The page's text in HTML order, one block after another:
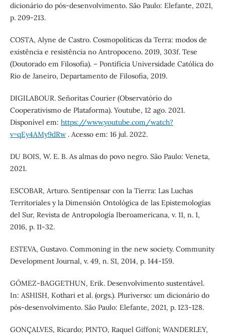
dicionário do pós-desenvolvimento. São Paulo: Elefante, 2021,
p. 209-213.
COSTA, Alyne de Castro. Cosmopolíticas da Terra: modos de
existência e resistência no Antropoceno. 2019, 303f. Tese
(Doutorado em Filosofia). – Pontifícia Universidade Católica do
Rio de Janeiro, Departamento de Filosofia, 2019.
DIGILABOUR. Señoritas Courier (Observatório do
Cooperativismo de Plataforma). Youtube, 12 ago. 2021.
Disponível em: https://www.youtube.com/watch?
v=qEy4AMy9dRw. Acesso em: 16 jul. 2022.
DU BOIS, W. E. B. As almas do povo negro. São Paulo: Veneta,
2021.
ESCOBAR, Arturo. Sentipensar con la Tierra: Las Luchas
Territoriales y la Dimensión Ontológica de las Epistemologías
del Sur, Revista de Antropología Iberoamericana, v. 11, n. 1,
2016, p. 11-32.
ESTEVA, Gustavo. Commoning in the new society. Community
Development Journal, v. 49, n. S1, 2014, p. 144-159.
GÓMEZ-BAGGETHUN, Erik. Desenvolvimento sustentável.
In: ASHISH, Kothari et al. (orgs.). Pluriverso: um dicionário do
pós-desenvolvimento. São Paulo: Elefante, 2021, p. 123-128.
GONÇALVES, Ricardo; PINTO, Raquel Giffoni; WANDERLEY,